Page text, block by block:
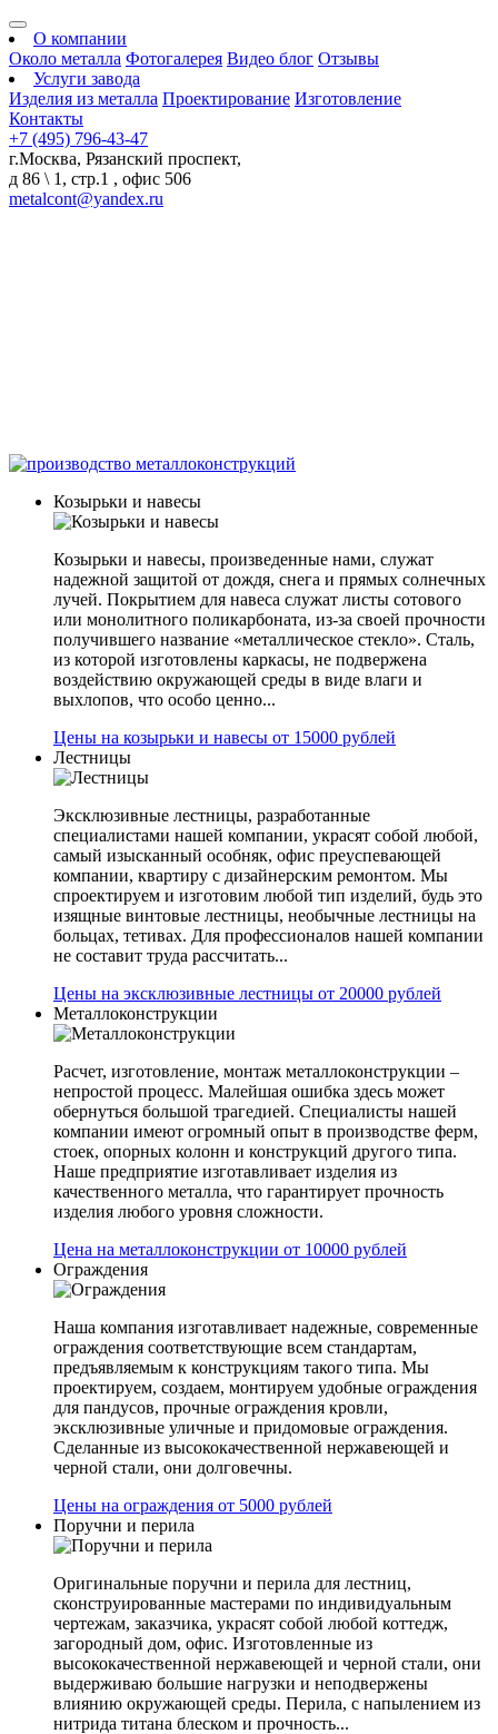
О компании
Около металла Фотогалерея Видео блог Отзывы
Услуги завода
Изделия из металла Проектирование Изготовление
Контакты
+7 (495) 796-43-47
г.Москва, Рязанский проспект,
д 86 \ 1, стр.1 , офис 506
metalcont@yandex.ru
Козырьки и навесы
Козырьки и навесы, произведенные нами, служат
надежной защитой от дождя, снега и прямых солнечных
лучей. Покрытием для навеса служат листы сотового
или монолитного поликарбоната, из-за своей прочности
получившего название «металлическое стекло». Сталь,
из которой изготовлены каркасы, не подвержена
воздействию окружающей среды в виде влаги и
выхлопов, что особо ценно...
Цены на козырьки и навесы от 15000 рублей
Лестницы
Эксклюзивные лестницы, разработанные
специалистами нашей компании, украсят собой любой,
самый изысканный особняк, офис преуспевающей
компании, квартиру с дизайнерским ремонтом. Мы
спроектируем и изготовим любой тип изделий, будь это
изящные винтовые лестницы, необычные лестницы на
больцах, тетивах. Для профессионалов нашей компании
не составит труда рассчитать...
Цены на эксклюзивные лестницы от 20000 рублей
Металлоконструкции
Расчет, изготовление, монтаж металлоконструкции –
непростой процесс. Малейшая ошибка здесь может
обернуться большой трагедией. Специалисты нашей
компании имеют огромный опыт в производстве ферм,
стоек, опорных колонн и конструкций другого типа.
Наше предприятие изготавливает изделия из
качественного металла, что гарантирует прочность
изделия любого уровня сложности.
Цена на металлоконструкции от 10000 рублей
Ограждения
Наша компания изготавливает надежные, современные
ограждения соответствующие всем стандартам,
предъявляемым к конструкциям такого типа. Мы
проектируем, создаем, монтируем удобные ограждения
для пандусов, прочные ограждения кровли,
эксклюзивные уличные и придомовые ограждения.
Сделанные из высококачественной нержавеющей и
черной стали, они долговечны.
Цены на ограждения от 5000 рублей
Поручни и перила
Оригинальные поручни и перила для лестниц,
сконструированные мастерами по индивидуальным
чертежам, заказчика, украсят собой любой коттедж,
загородный дом, офис. Изготовленные из
высококачественной нержавеющей и черной стали, они
выдерживаю большие нагрузки и неподвержены
влиянию окружающей среды. Перила, с напылением из
нитрида титана блеском и прочность...